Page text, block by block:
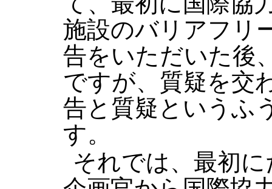
施設のバリアフリ
告をいただいた後
ですが、質疑を交
告と質疑というふ
す。
それでは、最初